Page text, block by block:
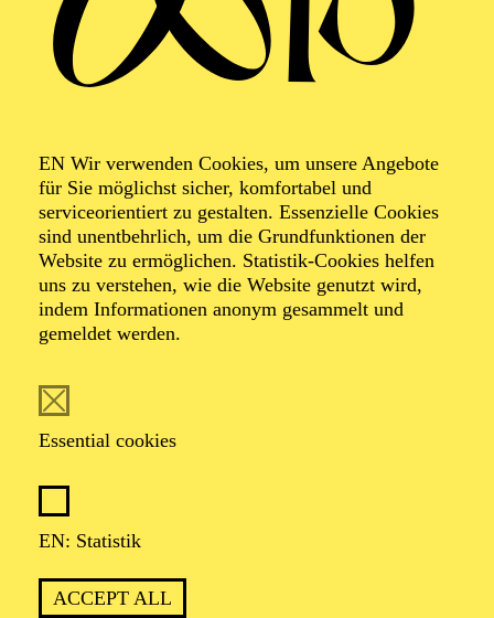
EN Wir verwenden Cookies, um unsere Angebote
für Sie möglichst sicher, komfortabel und
serviceorientiert zu gestalten. Essenzielle Cookies
sind unentbehrlich, um die Grundfunktionen der
Website zu ermöglichen. Statistik-Cookies helfen
uns zu verstehen, wie die Website genutzt wird,
indem Informationen anonym gesammelt und
gemeldet werden.
Essential cookies
EN: Statistik
ACCEPT ALL
ESSENER PHILHARMONIKER
PHILHARMONIE ESSEN
Sunday
Grillo-Theater
TUP-THEATERFEST
OPERA
Wednesday
07.10.2026
09:30 - 10:20
Aalto-Foyer
OPER KLEINLAUT
RUCKEDIGU, DA FEHLT